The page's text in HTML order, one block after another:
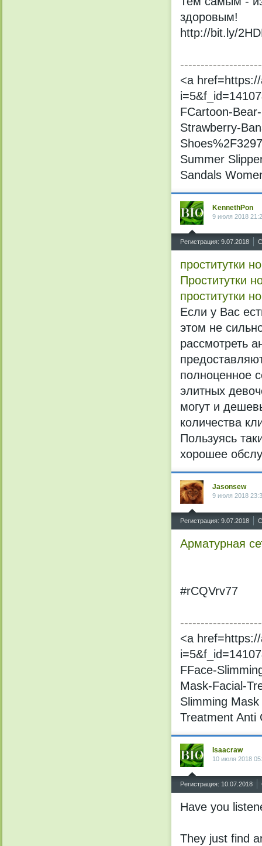
здоровым!
http://bit.ly/
--------------------
<a
FCartoon-
Strawberry-
Summer
Sandals
KennethPon
9 июля 2018
Регистрация: 9.07.2018
проститутки
Проститутки
проститутки
Если у Вас
этом не
рассмотреть
полноценное
элитных
могут и
количества
Пользуясь
хорошее
Jasonsew
9 июля 2018
Регистрация: 9.07.2018
Арматурная
#rCQVrv77
--------------------
<a
FFace-
Mask-Facial-
Slimming
Treatment Anti
Isaacraw
10 июля 2018
Регистрация: 10.07.2018
Havе уou
They just find